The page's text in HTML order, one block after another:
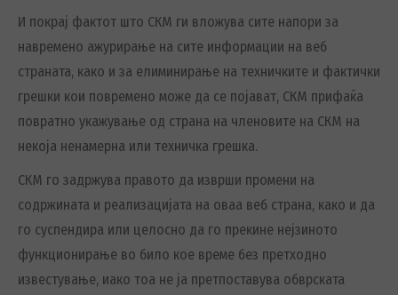
И покрај фактот што СКМ ги вложува сите напори за
навремено ажурирање на сите информации на веб
страната, како и за елиминирање на техничките и фактички
грешки кои повремено може да се појават, СКМ прифаќа
повратно укажување од страна на членовите на СКМ на
некоја ненамерна или техничка грешка.
СКМ го задржува правото да изврши промени на
содржината и реализацијата на овaa веб страна, како и да
го суспендира или целосно да го прекине нејзиното
функционирање во било кое време без претходно
известување, иако тоа не ја претпоставува обврската